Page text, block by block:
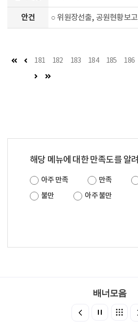
안건 ○ 위원장선출, 공원현황보
첫 페이지
이전 페이지
181 182 183 184 185 186
다음 페이지마지막 페이지
해당 메뉴에 대한 만족도를 알
아주 만족 만족
불만
아주 불만
배너모음